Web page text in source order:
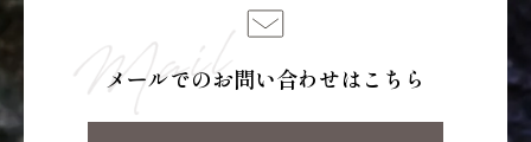
メールでのお問い合わせはこちら